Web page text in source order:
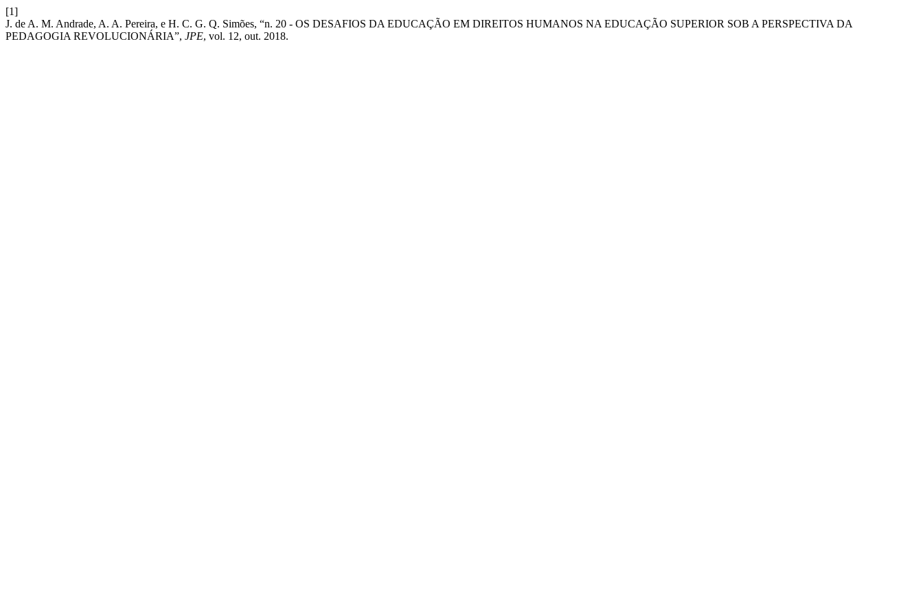
[1]
J. de A. M. Andrade, A. A. Pereira, e H. C. G. Q. Simões, “n. 20 - OS DESAFIOS DA EDUCAÇÃO EM DIREITOS HUMANOS NA EDUCAÇÃO SUPERIOR SOB A PERSPECTIVA DA
PEDAGOGIA REVOLUCIONÁRIA”, JPE, vol. 12, out. 2018.